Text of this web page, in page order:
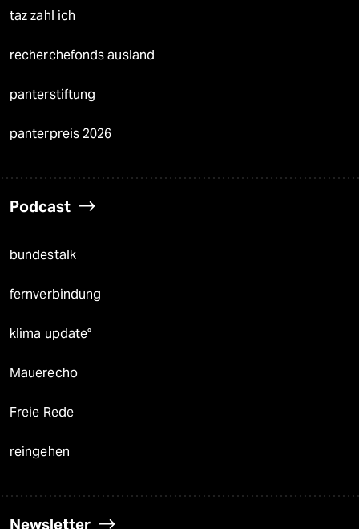
taz zahl ich
recherchefonds ausland
panterstiftung
panterpreis 2026
Podcast
bundestalk
fernverbindung
klima update°
Mauerecho
Freie Rede
reingehen
Newsletter